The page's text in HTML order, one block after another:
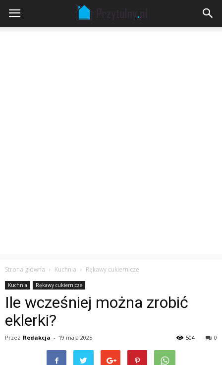
Strona główna Kuchnia Rękawy cukiernicze
Kuchnia Rękawy cukiernicze
Ile wcześniej można zrobić
eklerki?
Przez Redakcja - 19 maja 2025 0
504